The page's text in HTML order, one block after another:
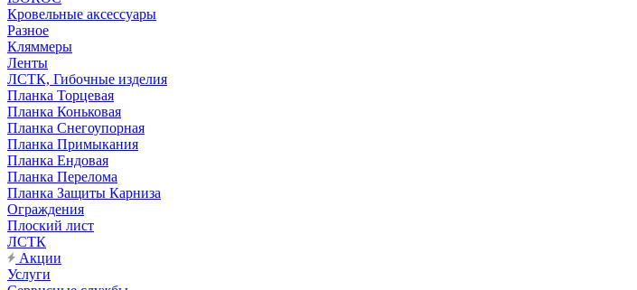
Кровельные аксессуары
Разное
Кляммеры
Ленты
ЛСТК, Гибочные изделия
Планка Торцевая
Планка Коньковая
Планка Снегоупорная
Планка Примыкания
Планка Ендовая
Планка Перелома
Планка Защиты Карниза
Ограждения
Плоский лист
ЛСТК
Акции
Услуги